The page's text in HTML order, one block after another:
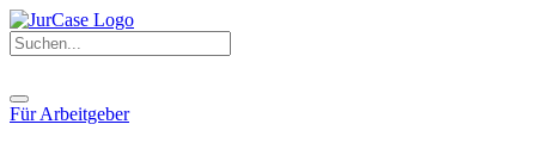
Für Arbeitgeber